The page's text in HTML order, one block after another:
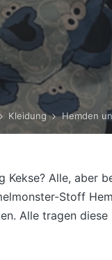
Kleidung Hemden
Kekse? Alle, aber
Stoff
Alle tragen